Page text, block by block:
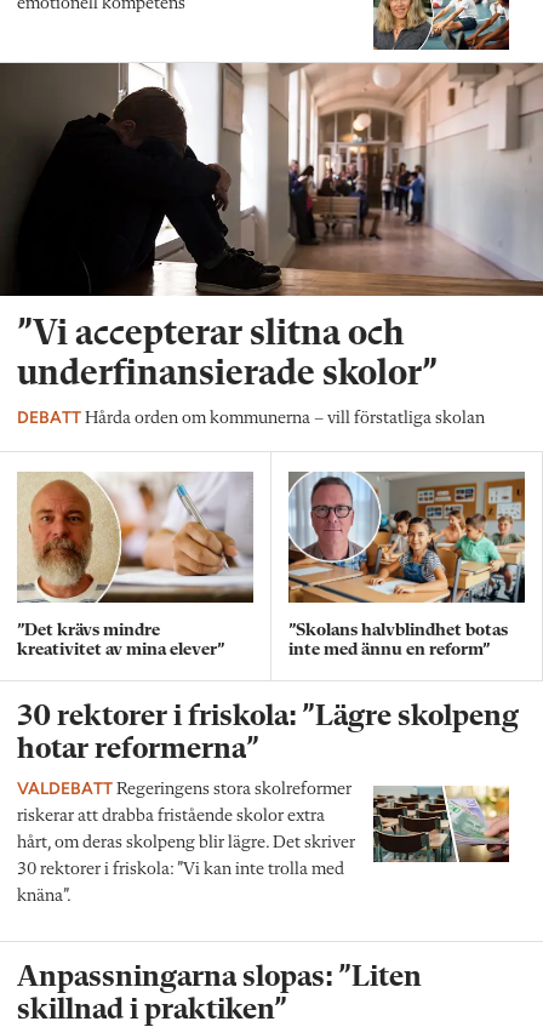
emotionell kompetens
”Vi accepterar slitna och
underfinansierade skolor”
DEBATT Hårda orden om kommunerna – vill förstatliga skolan
”Det krävs mindre
kreativitet av mina elever”
”Skolans halvblindhet botas
inte med ännu en reform”
30 rektorer i friskola: ”Lägre skolpeng
hotar reformerna”
VALDEBATT Regeringens stora skolreformer
riskerar att drabba fristående skolor extra
hårt, om deras skolpeng blir lägre. Det skriver
30 rektorer i friskola: ”Vi kan inte trolla med
knäna”.
Anpassningarna slopas: ”Liten
skillnad i praktiken”